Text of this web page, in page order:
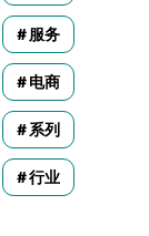
服务
电商
系列
行业